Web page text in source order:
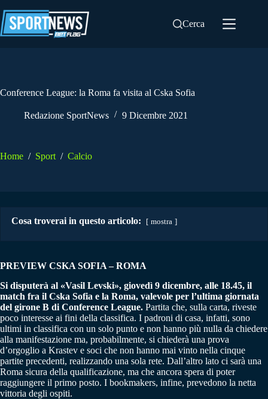
al
contenuto
Cerca
Conference League: la Roma fa visita al Cska Sofia
Redazione SportNews 9 Dicembre 2021
Home / Sport / Calcio
Cosa troverai in questo articolo: mostra
PREVIEW CSKA SOFIA – ROMA
Si disputerà al «Vasil Levski», giovedì 9 dicembre, alle 18.45, il
match fra il Cska Sofia e la Roma, valevole per l’ultima giornata
del girone B di Conference League. Partita che, sulla carta, riveste
poco interesse ai fini della classifica. I padroni di casa, infatti, sono
ultimi in classifica con un solo punto e non hanno più nulla da chiedere
alla manifestazione ma, probabilmente, si chiederà una prova
d’orgoglio a Krastev e soci che non hanno mai vinto nella cinque
partite precedenti, realizzando una sola rete. Dall’altro lato ci sarà una
Roma sicura della qualificazione, ma che ancora spera di poter
raggiungere il primo posto. I bookmakers, infine, prevedono la netta
vittoria degli ospiti.